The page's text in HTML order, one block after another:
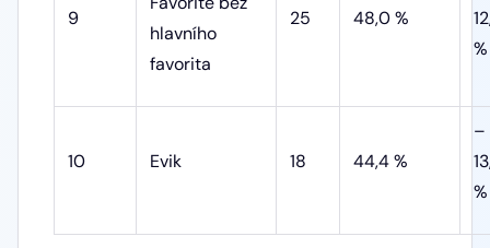
9
hlavního
favorita
25 48,0 %
%
10 Evik 18 44,4 %
–
%